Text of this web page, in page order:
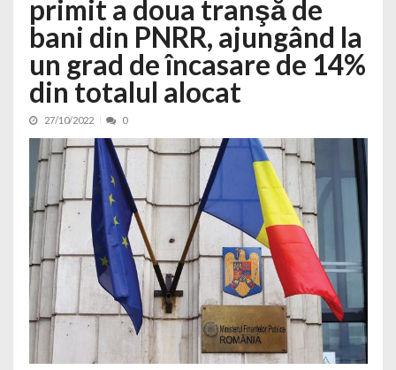
primit a doua tranşă de
bani din PNRR, ajungând la
un grad de încasare de 14%
din totalul alocat
27/10/2022 0